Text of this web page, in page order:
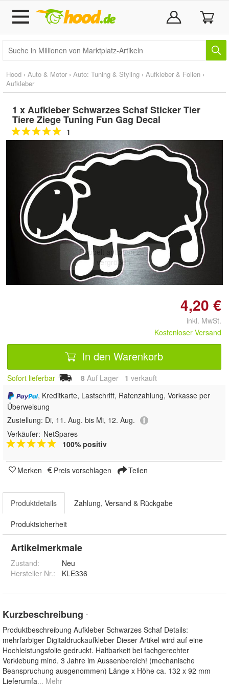
Hood › Auto & Motor › Auto: Tuning & Styling › Aufkleber & Folien ›
Aufkleber
1 x Aufkleber Schwarzes Schaf Sticker Tier
Tiere Ziege Tuning Fun Gag Decal
1
Doppelt antippen zum
vergrößern
4,20 €
inkl. MwSt.
Kostenloser Versand
In den Warenkorb
Sofort lieferbar 8 Auf Lager 1 verkauft
, Kreditkarte, Lastschrift, Ratenzahlung, Vorkasse per
Überweisung
Zustellung: Di, 11. Aug. bis Mi, 12. Aug.
Verkäufer: NetSpares
100% positiv
Merken Preis vorschlagen Teilen
Produktdetails Zahlung, Versand & Rückgabe
Produktsicherheit
Artikelmerkmale
Zustand:
Neu
Hersteller Nr.:
KLE336
Kurzbeschreibung *
Produktbeschreibung Aufkleber Schwarzes Schaf Details:
mehrfarbiger Digitaldruckaufkleber Dieser Artikel wird auf eine
Hochleistungsfolie gedruckt. Haltbarkeit bei fachgerechter
Verklebung mind. 3 Jahre im Aussenbereich! (mechanische
Beanspruchung ausgenommen) Länge x Höhe ca. 132 x 92 mm
Lieferumfa... Mehr